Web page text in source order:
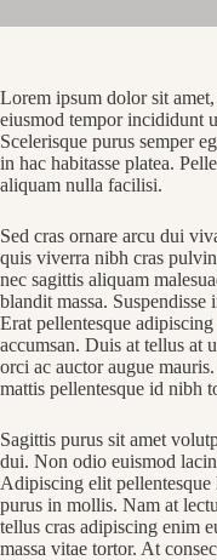
Lorem ipsum dolor sit
eiusmod tempor incididunt
Scelerisque purus semper
in hac habitasse platea.
aliquam nulla facilisi.
Sed cras ornare arcu dui
quis viverra nibh cras
nec sagittis aliquam
blandit massa. Suspendisse
Erat pellentesque
accumsan. Duis at tellus at
orci ac auctor augue
mattis pellentesque id nibh
Sagittis purus sit amet
dui. Non odio euismod
Adipiscing elit
purus in mollis. Nam at
tellus cras adipiscing enim
massa vitae tortor. At